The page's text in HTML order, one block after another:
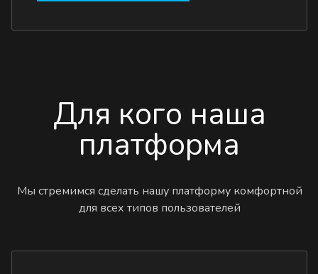
Для кого наша
платформа
Мы стремимся сделать нашу платформу комфортной
для всех типов пользователей